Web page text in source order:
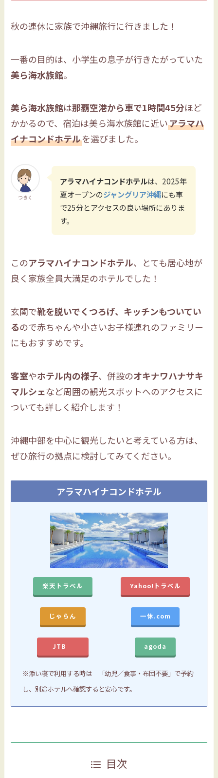
秋の連休に家族で沖縄旅行に行きました！
一番の目的は、小学生の息子が行きたがっていた
美ら海水族館。
美ら海水族館は那覇空港から車で1時間45分ほど
かかるので、宿泊は美ら海水族館に近いアラマハ
イナコンドホテルを選びました。
つきく
アラマハイナコンドホテルは、2025年
夏オープンのジャングリア沖縄にも車
で25分とアクセスの良い場所にありま
す。
このアラマハイナコンドホテル、とても居心地が
良く家族全員大満足のホテルでした！
玄関で靴を脱いでくつろげ、キッチンもついてい
るので赤ちゃんや小さいお子様連れのファミリー
にもおすすめです。
客室やホテル内の様子、併設のオキナワハナサキ
マルシェなど周囲の観光スポットへのアクセスに
ついても詳しく紹介します！
沖縄中部を中心に観光したいと考えている方は、
ぜひ旅行の拠点に検討してみてください。
アラマハイナコンドホテル
楽天トラベル
じゃらん
JTB
Yahoo!トラベル
一休.com
agoda
※添い寝で利用する時は 「幼児／食事・布団不要」で予約
し、別途ホテルへ確認すると安心です。
目次